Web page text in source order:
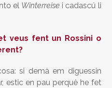
el Winterreise i cadascú li
veus fent un Rossini o
si demà em diguessin
estic en pau perquè he fet